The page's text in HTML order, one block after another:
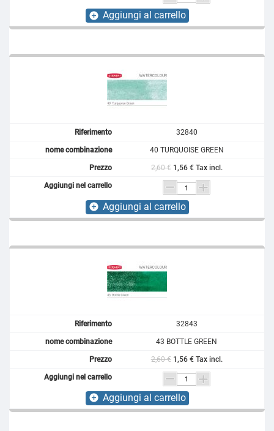
add_circle Aggiungi al carrello
32840
40 TURQUOISE GREEN
2,60 € 1,56 € Tax incl.
add_circle Aggiungi al carrello
32843
43 BOTTLE GREEN
2,60 € 1,56 € Tax incl.
add_circle Aggiungi al carrello